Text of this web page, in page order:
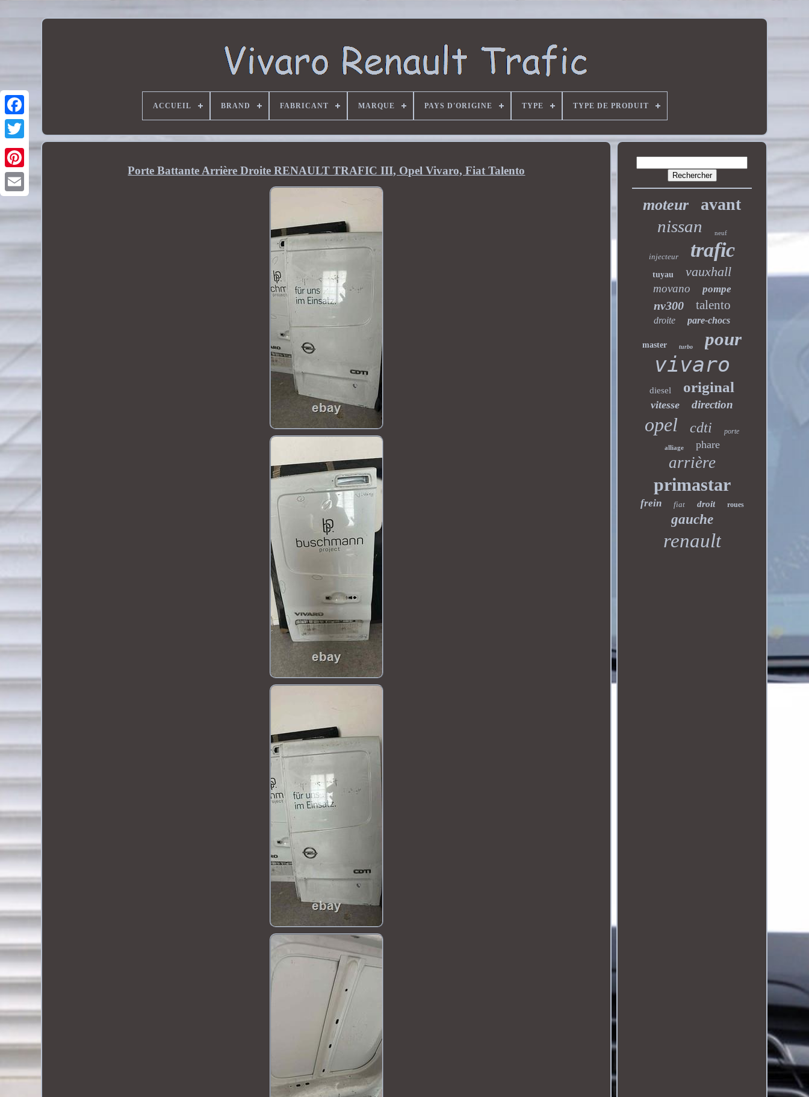
ACCUEIL BRAND FABRICANT MARQUE PAYS D'ORIGINE TYPE TYPE DE PRODUIT
Porte Battante Arrière Droite RENAULT TRAFIC III, Opel Vivaro, Fiat Talento
moteur avant
nissan neuf
injecteur trafic
tuyau vauxhall
movano pompe
nv300 talento
droite pare-chocs
master turbo pour
vivaro
diesel original
vitesse direction
opel cdti porte
alliage phare
arrière
primastar
frein fiat droit roues
gauche
renault